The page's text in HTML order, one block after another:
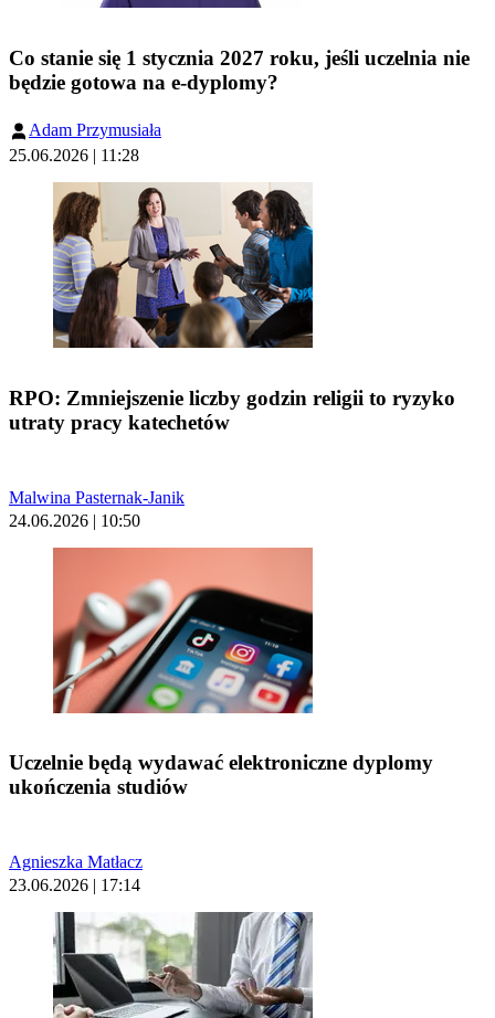
Co stanie się 1 stycznia 2027 roku, jeśli uczelnia nie
będzie gotowa na e-dyplomy?
Adam Przymusiała
25.06.2026 | 11:28
RPO: Zmniejszenie liczby godzin religii to ryzyko
utraty pracy katechetów
Malwina Pasternak-Janik
24.06.2026 | 10:50
Uczelnie będą wydawać elektroniczne dyplomy
ukończenia studiów
Agnieszka Matłacz
23.06.2026 | 17:14